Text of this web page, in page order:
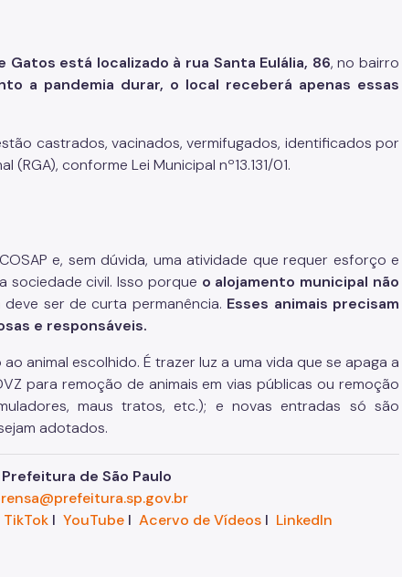
está localizado à rua Santa Eulália, 86, no bairro
a pandemia durar, o local receberá apenas essas
castrados, vacinados, vermifugados, identificados por
conforme Lei Municipal nº13.131/01.
e, sem dúvida, uma atividade que requer esforço e
sociedade civil. Isso porque o alojamento municipal não
ser de curta permanência. Esses animais precisam
e responsáveis.
animal escolhido. É trazer luz a uma vida que se apaga a
para remoção de animais em vias públicas ou remoção
maus tratos, etc.); e novas entradas só são
adotados.
de São Paulo
TikTokI YouTubeI Acervo de VídeosI LinkedIn